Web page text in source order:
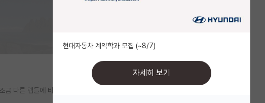
다른 랩들에 비해 부실해보여서 걱정입니다 (YK)
현대자동차 계약학과 모집 (~8/7)
자세히 보기